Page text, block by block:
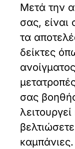
Μετά την
σας, είναι
τα
δείκτες
σας
καμπάνιες.